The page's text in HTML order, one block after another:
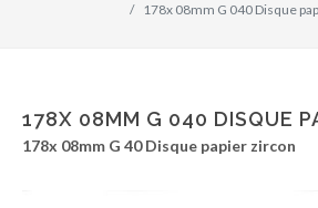
178x 08mm G 040 Disque
178X 08MM G 040 DISQUE
178x 08mm G 40 Disque papier zircon